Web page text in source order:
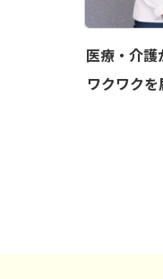
医療・介
ワクワク